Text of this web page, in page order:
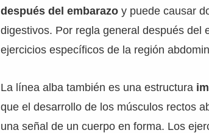
después del embarazoy puede causar
digestivos. Por regla general después del
ejercicios específicos de la región
La línea alba también es una estructura
que el desarrollo de los músculos rectos
una señal de un cuerpo en forma. Los